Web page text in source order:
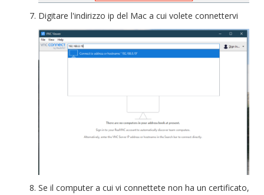
Digitare l'indirizzo ip del Mac a cui volete connettervi
Se il computer a cui vi connettete non ha un certificato,